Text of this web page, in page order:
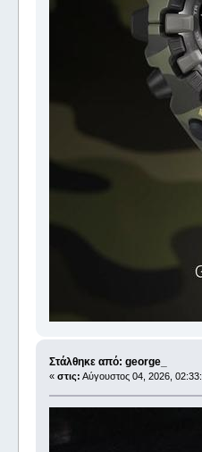
Στάλθηκε από: george_
« στις: Αύγουστος 04, 2026,